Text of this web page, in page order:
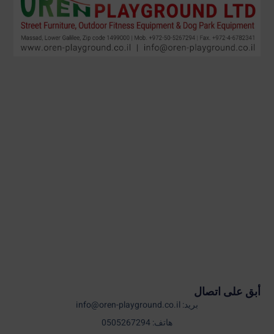
أبق على اتصال
بريد: info@oren-playground.co.il
هاتف: 0505267294